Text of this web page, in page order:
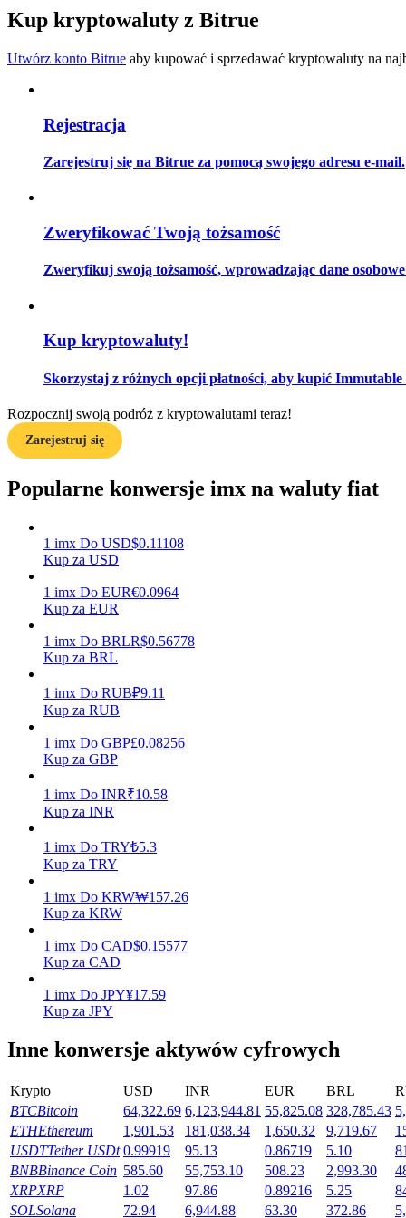
Zostań traderem kopiującym
Informacja
Analiza Big Data, w tym informacje handlowe itp.
Przewodnik
Strategie handlowe
Dowiedz się, jak zachować rentowność
Zarabiać
Codziennie zdobywaj konkurencyjne nagrody
Kup kryptowaluty z Bitrue
Utwórz konto Bitrue aby kupować i sprzedawać kryptowaluty na
Rejestracja
Zarejestruj się na Bitrue za pomocą swojego adresu e-mail.
Zweryfikować Twoją tożsamość
Zweryfikuj swoją tożsamość, wprowadzając dane
Kup kryptowaluty!
Skorzystaj z różnych opcji płatności, aby kupić
Rozpocznij swoją podróż z kryptowalutami teraz!
Zarejestruj się
Popularne konwersje imx na waluty fiat
1 imx Do USD$0.11108
Kup za USD
1 imx Do EUR€0.0964
Kup za EUR
1 imx Do BRLR$0.56778
Kup za BRL
1 imx Do RUB₽9.11
Kup za RUB
1 imx Do GBP£0.08256
Kup za GBP
1 imx Do INR₹10.58
Kup za INR
1 imx Do TRY₺5.3
Kup za TRY
1 imx Do KRW₩157.26
Kup za KRW
1 imx Do CAD$0.15577
Kup za CAD
1 imx Do JPY¥17.59
Kup za JPY
Inne konwersje aktywów cyfrowych
Krypto USD INR EUR BRL
BTCBitcoin 64,322.69 6,123,944.81 55,825.08 328,785.43
ETHEthereum 1,901.53 181,038.34 1,650.32 9,719.67
USDTTether USDt 0.99919 95.13 0.86719 5.10
BNBBinance Coin 585.60 55,753.10 508.23 2,993.30
XRPXRP 1.02 97.86 0.89216 5.25
SOLSolana 72.94 6,944.88 63.30 372.86